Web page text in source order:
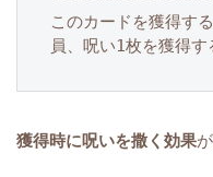
このカードを獲得す
員、呪い1枚を獲得す
獲得時に呪いを撒く効果